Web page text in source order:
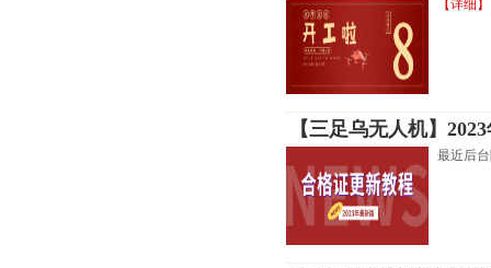
【详细】
【三足乌无人机】
最近后